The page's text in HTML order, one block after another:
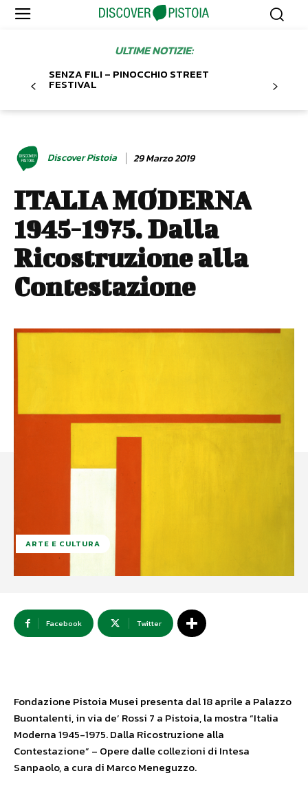
ULTIME NOTIZIE:
SENZA FILI – PINOCCHIO STREET
FESTIVAL
Discover Pistoia 29 Marzo 2019
ITALIA MODERNA
1945-1975. Dalla
Ricostruzione alla
Contestazione
ARTE E CULTURA
Facebook Twitter
Fondazione Pistoia Musei presenta dal 18 aprile a Palazzo
Buontalenti, in via de’ Rossi 7 a Pistoia, la mostra “Italia
Moderna 1945-1975. Dalla Ricostruzione alla
Contestazione” – Opere dalle collezioni di Intesa
Sanpaolo, a cura di Marco Meneguzzo.